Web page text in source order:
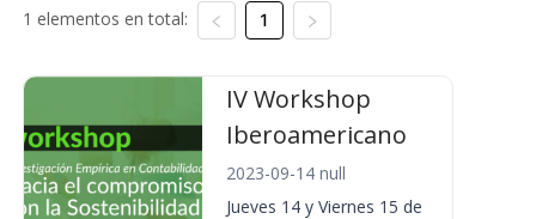
1 elementos en total: 1
IV Workshop
Iberoamericano
2023-09-14 null
Jueves 14 y Viernes 15 de